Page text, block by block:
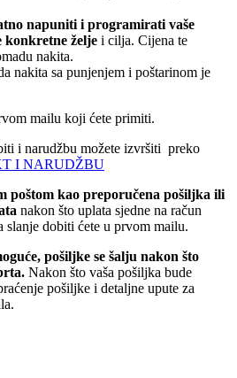
napuniti i programirati vaše
konkretne želje i cilja. Cijena te
nakita.
nakita sa punjenjem i poštarinom je
mailu koji ćete primiti.
i narudžbu možete izvršiti preko
I NARUDŽBU
poštom kao preporučena pošiljka ili
nakon što uplata sjedne na račun
slanje dobiti ćete u prvom mailu.
pošiljke se šalju nakon što
Nakon što vaša pošiljka bude
pošiljke i detaljne upute za